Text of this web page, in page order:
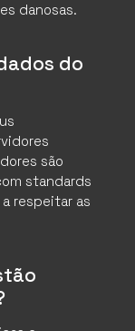
danosas.
do
são
standards
respeitar as